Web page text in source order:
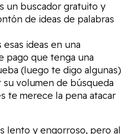
un buscador gratuito y
de ideas de palabras
ideas en una
pago que tenga una
(luego te digo algunas)
su volumen de búsqueda
te merece la pena atacar
lento y engorroso, pero al